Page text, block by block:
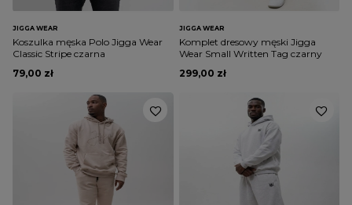
JIGGA WEAR
Koszulka męska Polo Jigga Wear
Classic Stripe czarna
79,00 zł
JIGGA WEAR
Komplet dresowy męski Jigga
Wear Small Written Tag czarny
299,00 zł